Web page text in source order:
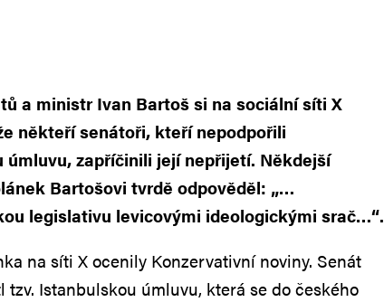
a ministr Ivan Bartoš si na sociální síti X
někteří senátoři, kteří nepodpořili
úmluvu, zapříčinili její nepřijetí. Někdejší
Bartošovi tvrdě odpověděl: „…
legislativu levicovými ideologickými srač…“.
na síti X ocenily Konzervativní noviny. Senát
Istanbulskou úmluvu, která se do českého